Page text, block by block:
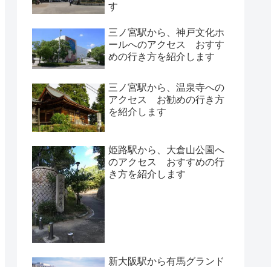
す
三ノ宮駅から、神戸文化ホ
ールへのアクセス おすす
めの行き方を紹介します
三ノ宮駅から、温泉寺への
アクセス お勧めの行き方
を紹介します
姫路駅から、大倉山公園へ
のアクセス おすすめの行
き方を紹介します
新大阪駅から有馬グランド